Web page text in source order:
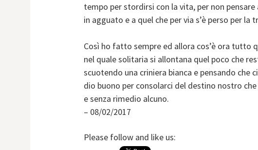
tempo per stordirsi con la vita, per non pensare
in agguato e a quel che per via s’è perso per la
Così ho fatto sempre ed allora cos’è ora tutto
nel quale solitaria si allontana quel poco che
scuotendo una criniera bianca e pensando che
dio buono per consolarci del destino nostro
e senza rimedio alcuno.
– 08/02/2017
Please follow and like us: